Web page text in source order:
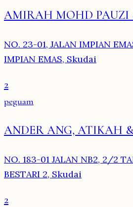
AMIRAH MOHD PAUZI
NO. 23-01, JALAN IMPIAN
IMPIAN EMAS, Skudai
2
peguam
ANDER ANG, ATIKAH
NO. 183-01 JALAN NB2, 2/2
BESTARI 2, Skudai
2